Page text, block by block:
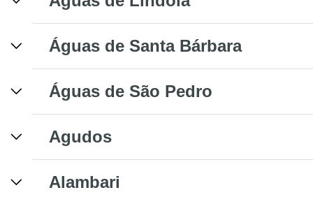
Águas de Santa Bárbara
Águas de São Pedro
Agudos
Alambari